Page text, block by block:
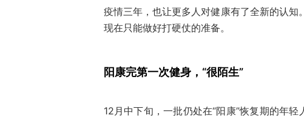
疫情三年，也让更多人对健康有了全新的认知
现在只能做好打硬仗的准备。
阳康完第一次健身，“很陌生”
12月中下旬，一批仍处在“阳康”恢复期的年